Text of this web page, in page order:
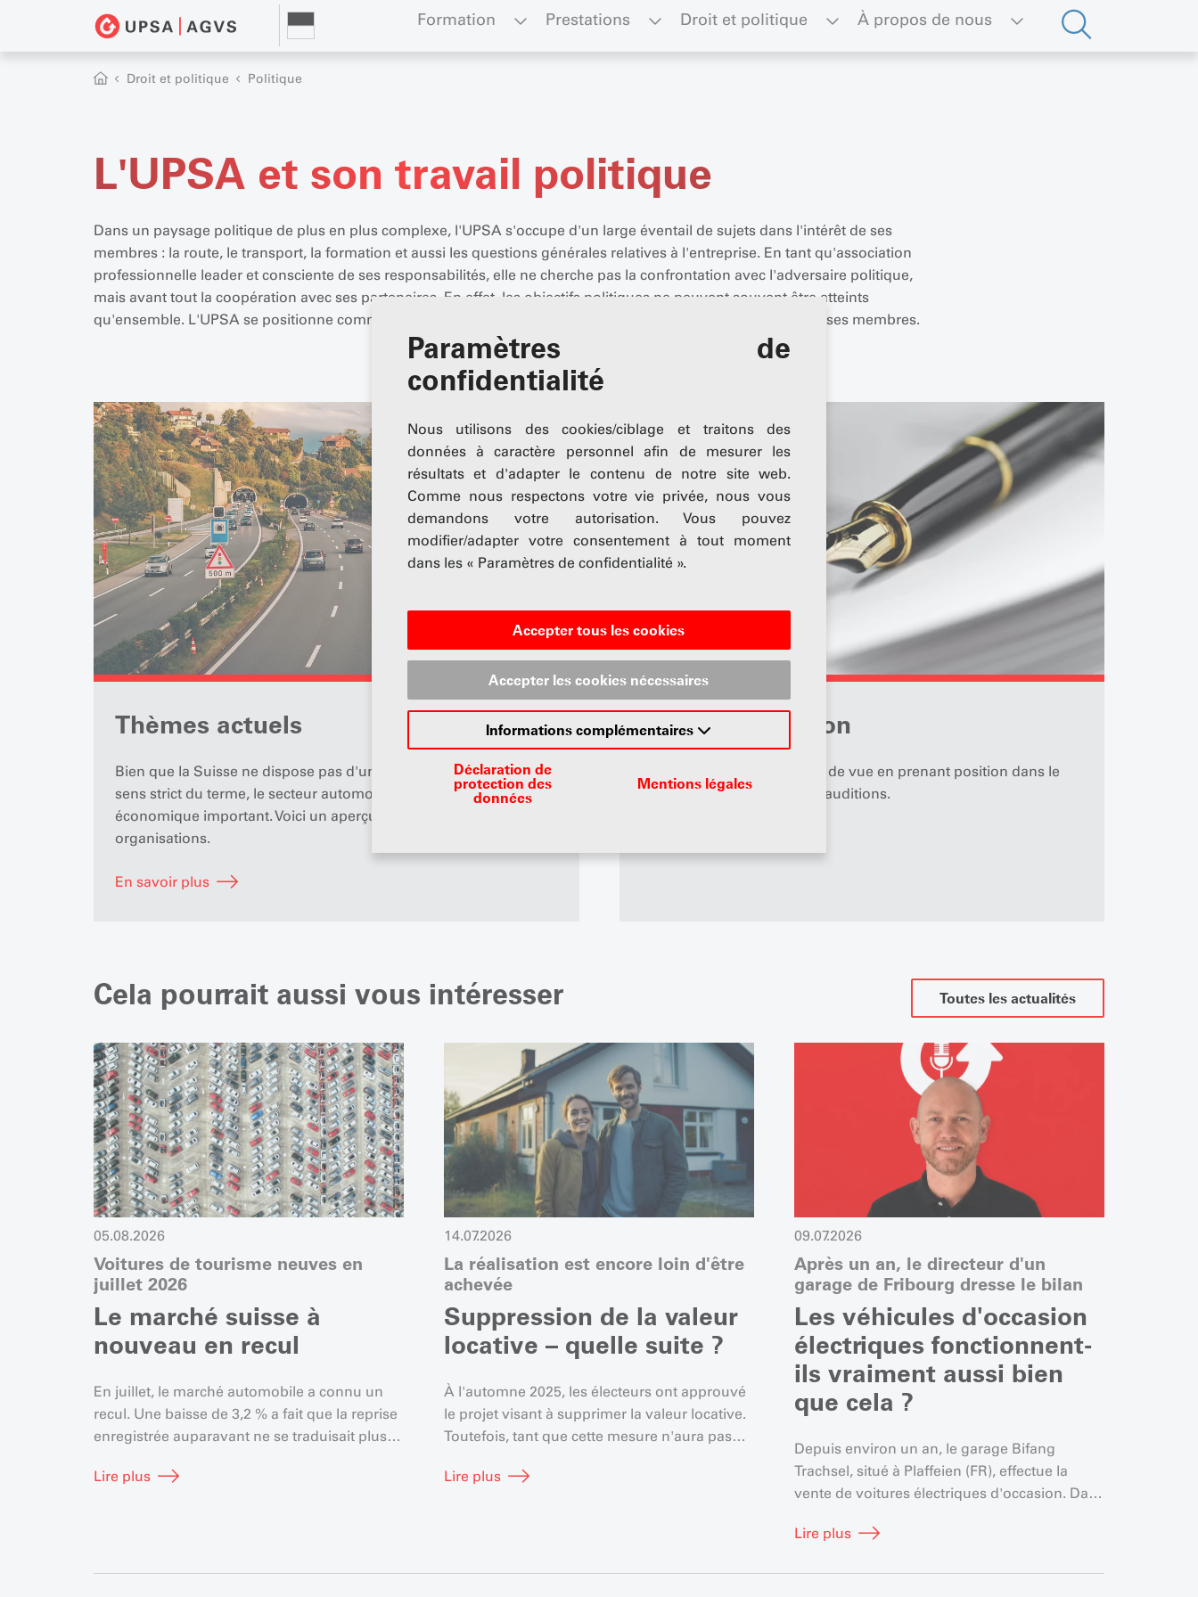
Paramètres de
confidentialité
Nous utilisons des cookies/ciblage et traitons des
données à caractère personnel afin de mesurer les
résultats et d'adapter le contenu de notre site web.
Comme nous respectons votre vie privée, nous vous
demandons votre autorisation. Vous pouvez
modifier/adapter votre consentement à tout moment
dans les « Paramètres de confidentialité ».
Accepter tous les cookies
Accepter les cookies nécessaires
Informations complémentaires
Déclaration de
protection des
données
Mentions légales
Formation Prestations Droit et politique À propos de nous
Droit et politique Politique
L'UPSA et son travail politique
Dans un paysage politique de plus en plus complexe, l'UPSA s'occupe d'un large éventail de sujets dans l'intérêt de ses
membres : la route, le transport, la formation et aussi les questions générales relatives à l'entreprise. En tant qu'association
professionnelle leader et consciente de ses responsabilités, elle ne cherche pas la confrontation avec l'adversaire politique,
mais avant tout la coopération avec ses partenaires. En effet, les objectifs politiques ne peuvent souvent être atteints
qu'ensemble. L'UPSA se positionne comme la «voix de la raison» sur les questions politiques qui concernent ses membres.
Thèmes actuels
Bien que la Suisse ne dispose pas d'une industrie automobile au
sens strict du terme, le secteur automobile reste un facteur
économique important. Voici un aperçu des principales
organisations.
En savoir plus
Prises de position
L'UPSA fait valoir son point de vue en prenant position dans le
cadre de consultations et d'auditions.
Cela pourrait aussi vous intéresser Toutes les actualités
05.08.2026
Voitures de tourisme neuves en
juillet 2026
Le marché suisse à
nouveau en recul
En juillet, le marché automobile a connu un
recul. Une baisse de 3,2 % a fait que la reprise
enregistrée auparavant ne se traduisait plus
Lire plus
14.07.2026
La réalisation est encore loin d'être
achevée
Suppression de la valeur
locative – quelle suite ?
À l'automne 2025, les électeurs ont approuvé
le projet visant à supprimer la valeur locative.
Toutefois, tant que cette mesure n'aura pas
soumise à l'impôt.
Lire plus
09.07.2026
Après un an, le directeur d'un
garage de Fribourg dresse le bilan
Les véhicules d'occasion
électriques fonctionnent-
ils vraiment aussi bien
que cela ?
Depuis environ un an, le garage Bifang
Trachsel, situé à Plaffeien (FR), effectue la
vente de voitures électriques d'occasion. Dans
directeur, Yves Trachsel, évoque également ce
Lire plus